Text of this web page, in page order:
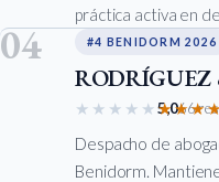
práctica activa en
04 #4 BENIDORM 2026
RODRÍGUEZ
★★★★★5,066
Despacho de
Benidorm.